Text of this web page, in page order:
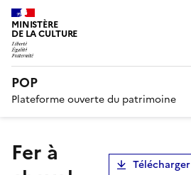
MINISTÈRE
DE LA CULTURE
POP
Plateforme ouverte du patrimoine
fer à
Télécharger